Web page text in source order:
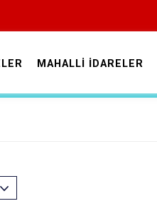
MAHALLİ İDARELER